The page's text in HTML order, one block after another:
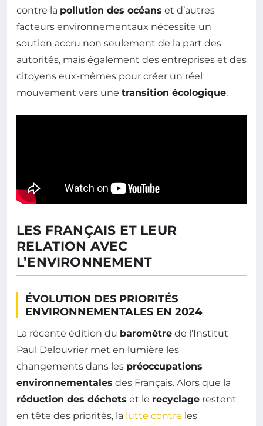
contre la pollution des océans et d’autres
facteurs environnementaux nécessite un
soutien accru non seulement de la part des
autorités, mais également des entreprises et des
citoyens eux-mêmes pour créer un réel
mouvement vers une transition écologique.
LES FRANÇAIS ET LEUR
RELATION AVEC
L’ENVIRONNEMENT
ÉVOLUTION DES PRIORITÉS
ENVIRONNEMENTALES EN 2024
La récente édition du baromètre de l’Institut
Paul Delouvrier met en lumière les
changements dans les préoccupations
environnementales des Français. Alors que la
réduction des déchets et le recyclage restent
en tête des priorités, la lutte contre les